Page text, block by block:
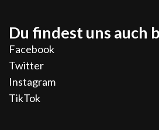
Du findest uns auch
Facebook
Twitter
Instagram
TikTok